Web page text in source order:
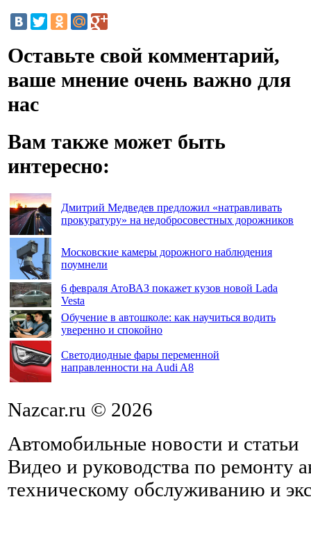
Оставьте свой комментарий,
ваше мнение очень важно для
нас
Вам также может быть
интересно:
Дмитрий Медведев предложил «натравливать
прокуратуру» на недобросовестных дорожников
Московские камеры дорожного наблюдения
поумнели
6 февраля АтоВАЗ покажет кузов новой Lada
Vesta
Обучение в автошколе: как научиться водить
уверенно и спокойно
Светодиодные фары переменной
направленности на Audi A8
Nazcar.ru © 2026
Автомобильные новости и статьи
Видео и руководства по ремонту
техническому обслуживанию и